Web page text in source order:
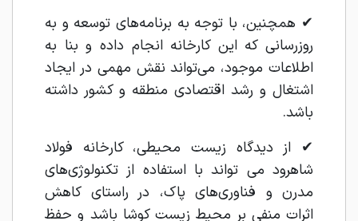
✔ همچنین، با توجه به برنامه‌های توسعه و به‌
روزرسانی که این کارخانه انجام داده و بنا به
اطلاعات موجود، می‌تواند نقش مهمی در ایجاد
اشتغال و رشد اقتصادی منطقه و کشور داشته
باشد.
✔ از دیدگاه زیست محیطی، کارخانه فولاد
شاهرود می ‌تواند با استفاده از تکنولوژی‌های
مدرن و فناوری‌های پاک، در راستای کاهش
اثرات منفی بر محیط زیست کوشا باشد و حفظ